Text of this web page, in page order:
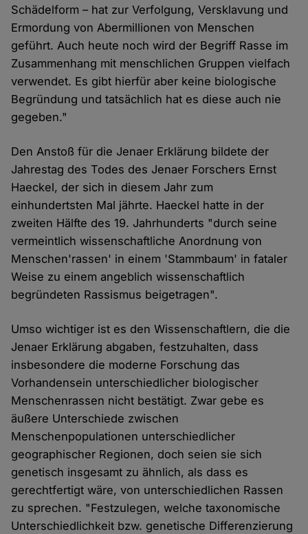
Schädelform – hat zur Verfolgung, Versklavung und
Ermordung von Abermillionen von Menschen
geführt. Auch heute noch wird der Begriff Rasse im
Zusammenhang mit menschlichen Gruppen vielfach
verwendet. Es gibt hierfür aber keine biologische
Begründung und tatsächlich hat es diese auch nie
gegeben."
Den Anstoß für die Jenaer Erklärung bildete der
Jahrestag des Todes des Jenaer Forschers Ernst
Haeckel, der sich in diesem Jahr zum
einhundertsten Mal jährte. Haeckel hatte in der
zweiten Hälfte des 19. Jahrhunderts "durch seine
vermeintlich wissenschaftliche Anordnung von
Menschen'rassen' in einem 'Stammbaum' in fataler
Weise zu einem angeblich wissenschaftlich
begründeten Rassismus beigetragen".
Umso wichtiger ist es den Wissenschaftlern, die die
Jenaer Erklärung abgaben, festzuhalten, dass
insbesondere die moderne Forschung das
Vorhandensein unterschiedlicher biologischer
Menschenrassen nicht bestätigt. Zwar gebe es
äußere Unterschiede zwischen
Menschenpopulationen unterschiedlicher
geographischer Regionen, doch seien sie sich
genetisch insgesamt zu ähnlich, als dass es
gerechtfertigt wäre, von unterschiedlichen Rassen
zu sprechen. "Festzulegen, welche taxonomische
Unterschiedlichkeit bzw. genetische Differenzierung